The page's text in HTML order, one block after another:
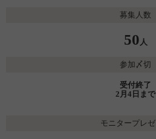
募集人数
50 人
参加〆切
受付終了
2月4日まで
モニタープレゼ